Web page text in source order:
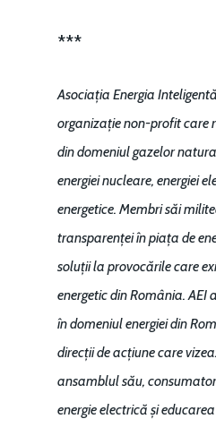
***
Asociația Energia Inteligentă
organizație non-profit care
din domeniul gazelor
energiei nucleare, energiei
energetice. Membri săi
transparenței în piața de
soluții la provocările care
energetic din România.
în domeniul energiei din
direcții de acțiune care
ansamblul său,
energie electrică și